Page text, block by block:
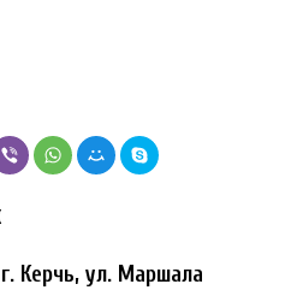
Керчь, ул. Маршала